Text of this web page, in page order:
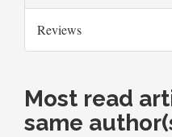
Reviews
Most read
same